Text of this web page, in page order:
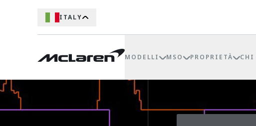
ITALY
MODELLI MSO PROPRIETÀ CHI